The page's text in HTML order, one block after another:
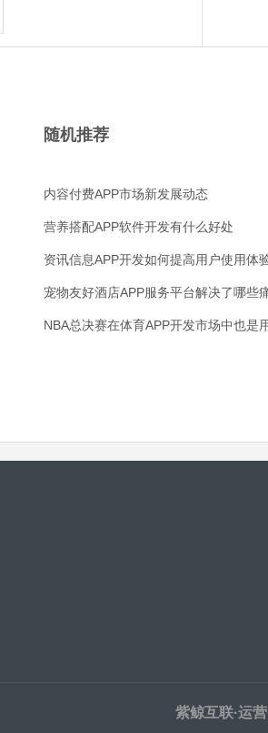
随机推荐
内容付费APP市场新发展动态
营养搭配APP软件开发有什么好处
资讯信息APP开发如何提高用户使用体
宠物友好酒店APP服务平台解决了哪些
NBA总决赛在体育APP开发市场中也是
紫鲸互联·运